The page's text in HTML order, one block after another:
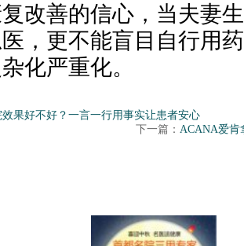
改善的信心，当夫妻
，更不能盲目自行用
化严重化。
果好不好？一言一行用事实让患者安心
下一篇： ACANA爱肯